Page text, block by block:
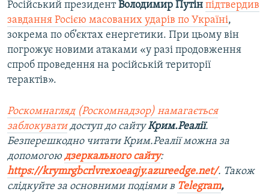
Російський президентВолодимир Путін підтвердив
завдання Росією масованих ударів по Україні,
зокрема по об’єктах енергетики. При цьому він
погрожує новими атаками «у разі продовження
спроб проведення на російській території
терактів».
Роскомнагляд (Роскомнадзор) намагається
заблокуватидоступ до сайтуКрим.Реалії.
Безперешкодно читати Крим.Реалії можна за
допомогою дзеркального сайту:
https://krymrgbcrlvrexoeaqjy.azureedge.net/. Також
слідкуйте за основними подіями в Telegram,